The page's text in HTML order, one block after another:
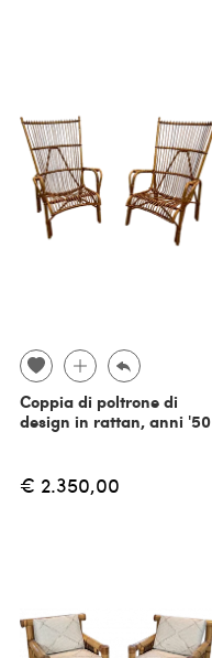
Coppia di poltrone di
design in rattan, anni '50
€ 2.350,00